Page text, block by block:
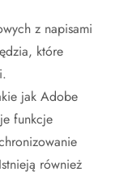
z napisami
które
jak Adobe
funkcje
również